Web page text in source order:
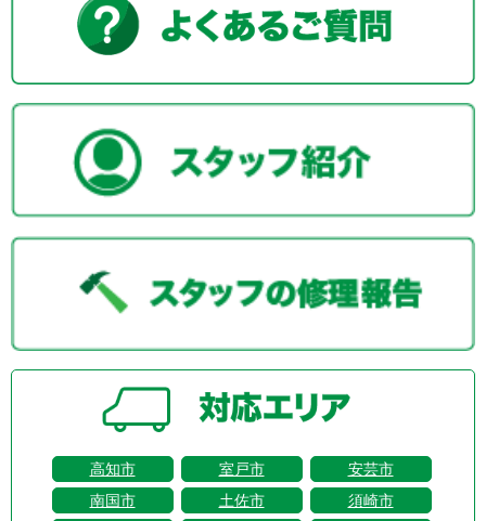
高知市 室戸市
安芸市
南国市
土佐市
須崎市